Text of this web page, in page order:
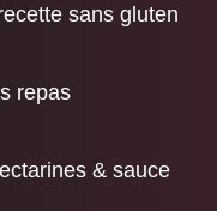
sans gluten
repas
& sauce